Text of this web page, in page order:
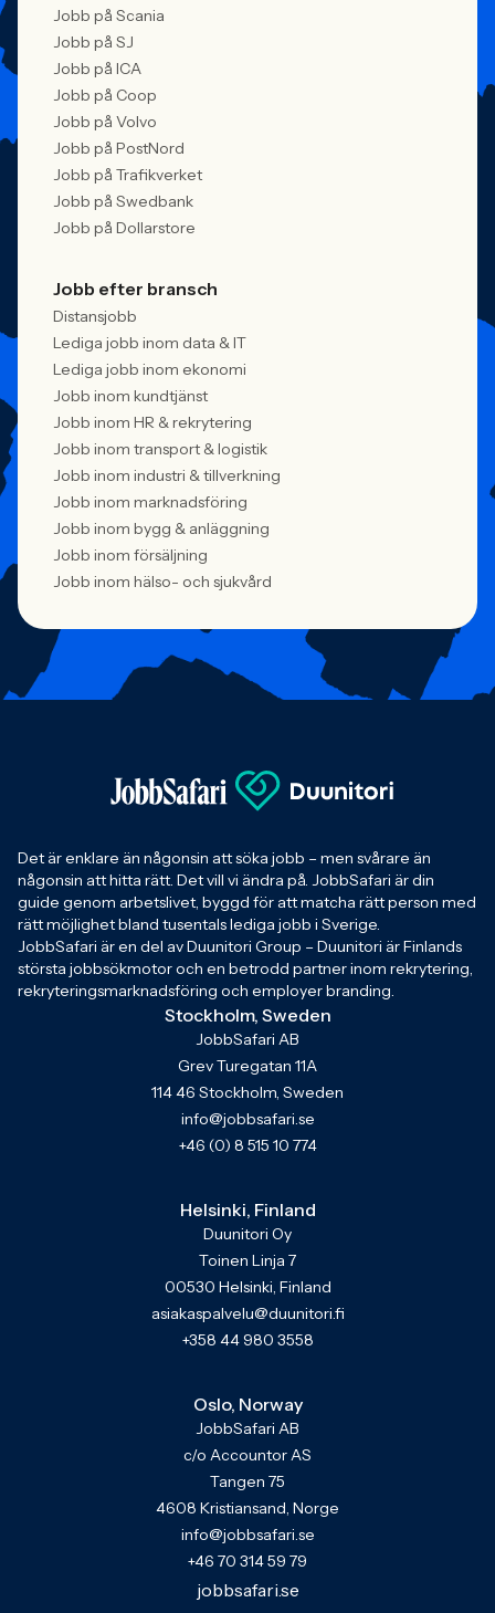
Jobb på Scania
Jobb på SJ
Jobb på ICA
Jobb på Coop
Jobb på Volvo
Jobb på PostNord
Jobb på Trafikverket
Jobb på Swedbank
Jobb på Dollarstore
Jobb efter bransch
Distansjobb
Lediga jobb inom data & IT
Lediga jobb inom ekonomi
Jobb inom kundtjänst
Jobb inom HR & rekrytering
Jobb inom transport & logistik
Jobb inom industri & tillverkning
Jobb inom marknadsföring
Jobb inom bygg & anläggning
Jobb inom försäljning
Jobb inom hälso- och sjukvård
Det är enklare än någonsin att söka jobb – men svårare än
någonsin att hitta rätt. Det vill vi ändra på. JobbSafari är din
guide genom arbetslivet, byggd för att matcha rätt person med
rätt möjlighet bland tusentals lediga jobb i Sverige.
JobbSafari är en del av Duunitori Group – Duunitori är Finlands
största jobbsökmotor och en betrodd partner inom rekrytering,
rekryteringsmarknadsföring och employer branding.
Stockholm, Sweden
JobbSafari AB
Grev Turegatan 11A
114 46 Stockholm, Sweden
info@jobbsafari.se
+46 (0) 8 515 10 774
Helsinki, Finland
Duunitori Oy
Toinen Linja 7
00530 Helsinki, Finland
asiakaspalvelu@duunitori.fi
+358 44 980 3558
Oslo, Norway
JobbSafari AB
c/o Accountor AS
Tangen 75
4608 Kristiansand, Norge
info@jobbsafari.se
+46 70 314 59 79
jobbsafari.se